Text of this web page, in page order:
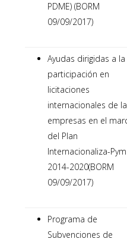
PDME) (BORM
09/09/2017)
Ayudas dirigidas a la
participación en
licitaciones
internacionales de
empresas en el
del Plan
Internacionaliza-
2014-2020(BORM
09/09/2017)
Programa de
Subvenciones de